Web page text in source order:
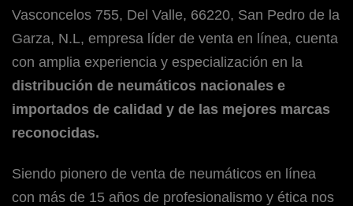
Vasconcelos 755, Del Valle, 66220, San Pedro de la
Garza, N.L, empresa líder de venta en línea, cuenta
con amplia experiencia y especialización en la
distribución de neumáticos nacionales e
importados de calidad y de las mejores marcas
reconocidas.
Siendo pionero de venta de neumáticos en línea
con más de 15 años de profesionalismo y ética nos